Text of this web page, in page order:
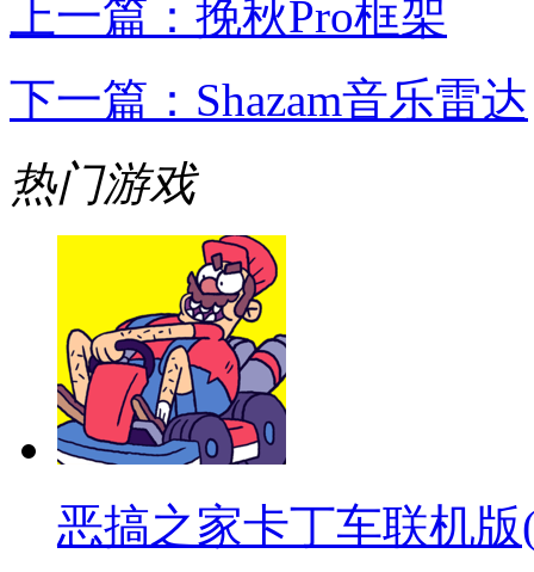
上一篇： 挽秋Pro框架
下一篇： Shazam音乐雷达
热门游戏
恶搞之家卡丁车联机版